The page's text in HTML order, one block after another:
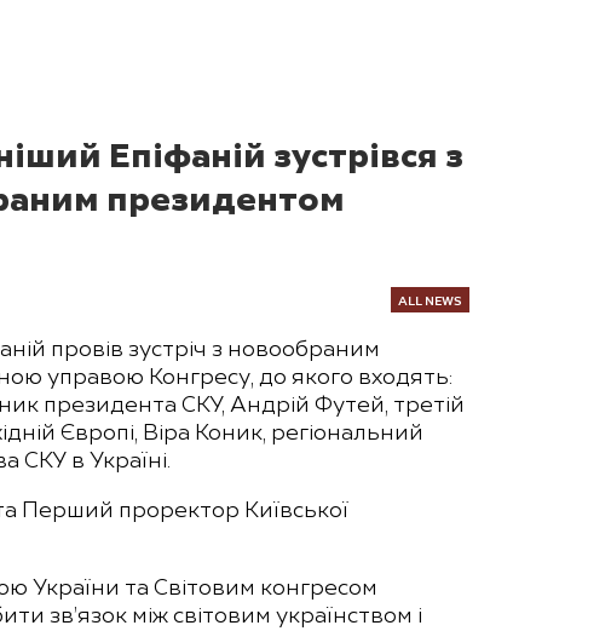
Епіфаній зустрівся з
президентом
ALL NEWS
провів зустріч з новообраним
управою Конгресу, до якого входять:
президента СКУ, Андрій Футей, третій
Європі, Віра Коник, регіональний
СКУ в Україні.
Перший проректор Київської
України та Світовим конгресом
зв’язок між світовим українством і